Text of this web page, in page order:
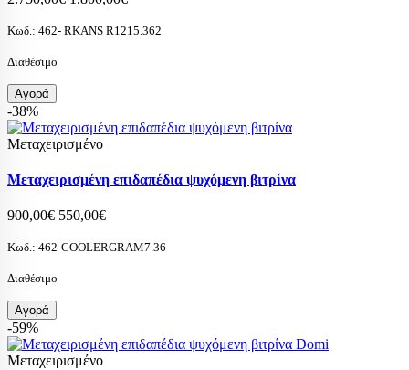
Κωδ.: 462- RKANS R1215.362
Διαθέσιμο
Αγορά
-38%
Μεταχειρισμένο
Μεταχειρισμένη επιδαπέδια ψυχόμενη βιτρίνα
900,00€ 550,00€
Κωδ.: 462-COOLERGRAM7.36
Διαθέσιμο
Αγορά
-59%
Μεταχειρισμένο